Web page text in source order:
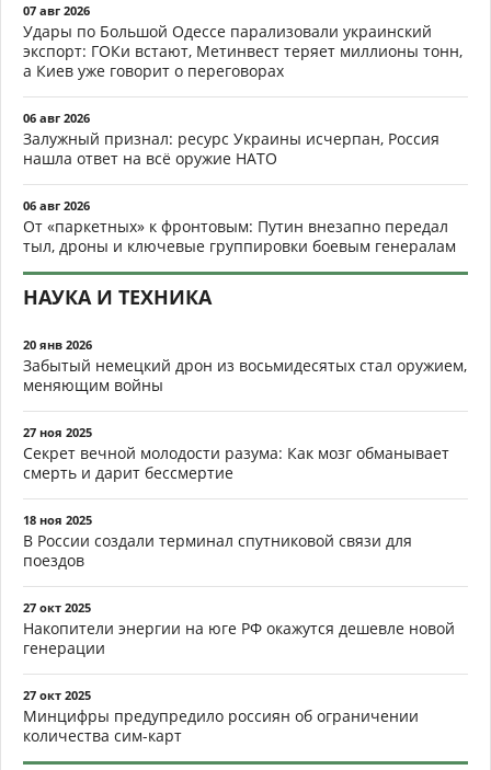
07 авг 2026
Удары по Большой Одессе парализовали украинский
экспорт: ГОКи встают, Метинвест теряет миллионы тонн,
а Киев уже говорит о переговорах
06 авг 2026
Залужный признал: ресурс Украины исчерпан, Россия
нашла ответ на всё оружие НАТО
06 авг 2026
От «паркетных» к фронтовым: Путин внезапно передал
тыл, дроны и ключевые группировки боевым генералам
НАУКА И ТЕХНИКА
20 янв 2026
Забытый немецкий дрон из восьмидесятых стал оружием,
меняющим войны
27 ноя 2025
Секрет вечной молодости разума: Как мозг обманывает
смерть и дарит бессмертие
18 ноя 2025
В России создали терминал спутниковой связи для
поездов
27 окт 2025
Накопители энергии на юге РФ окажутся дешевле новой
генерации
27 окт 2025
Минцифры предупредило россиян об ограничении
количества сим-карт